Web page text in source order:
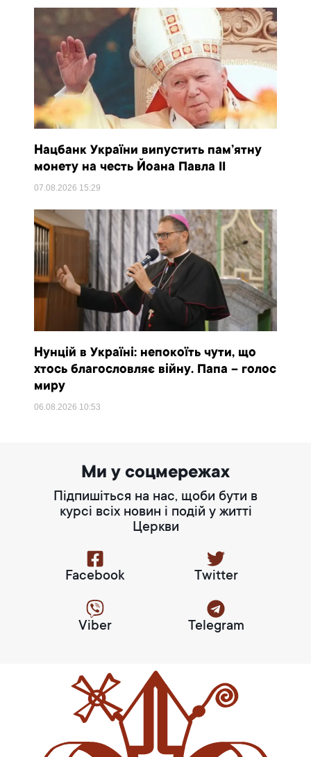
Нацбанк України випустить пам’ятну
монету на честь Йоана Павла II
07.08.2026 15:29
Нунцій в Україні: непокоїть чути, що
хтось благословляє війну. Папа – голос
миру
06.08.2026 10:53
Ми у соцмережах
Підпишіться на нас, щоби бути в
курсі всіх новин і подій у житті
Церкви
Facebook Twitter
Viber Telegram